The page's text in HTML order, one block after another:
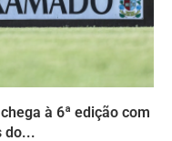
à 6ª edição com
do...